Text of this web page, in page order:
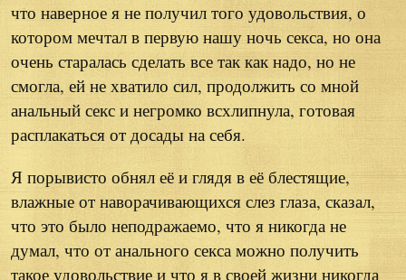
что наверное я не получил того удовольствия, о
котором мечтал в первую нашу ночь секса, но она
очень старалась сделать все так как надо, но не
смогла, ей не хватило сил, продолжить со мной
анальный секс и негромко всхлипнула, готовая
расплакаться от досады на себя.
Я порывисто обнял её и глядя в её блестящие,
влажные от наворачивающихся слез глаза, сказал,
что это было неподражаемо, что я никогда не
думал, что от анального секса можно получить
такое удовольствие и что я в своей жизни никогда